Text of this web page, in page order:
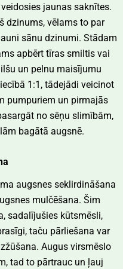
jaunas saknītes.
dzinums, vēlams to par
sānu dzinumi. Stādam
apbērt tīras smiltis vai
un pelnu maisījumu
1:1, tādejādi veicinot
pumpuriem un pirmajās
no sēņu slimībām,
bagātā augsnē.
augsnes seklirdināšana
mulčēšana. Šim
sadalījušies kūtsmēsli,
taču pārliešana var
Augus virsmēslo
tad to pārtrauc un ļauj